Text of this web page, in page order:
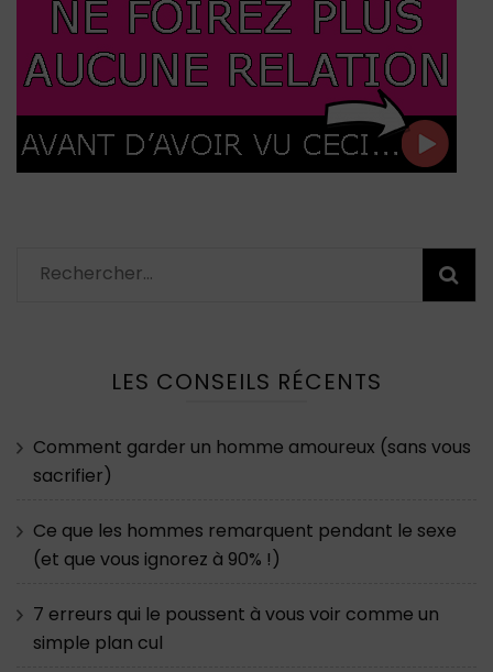
Rechercher :
LES CONSEILS RÉCENTS
Comment garder un homme amoureux (sans vous
sacrifier)
Ce que les hommes remarquent pendant le sexe
(et que vous ignorez à 90% !)
7 erreurs qui le poussent à vous voir comme un
simple plan cul